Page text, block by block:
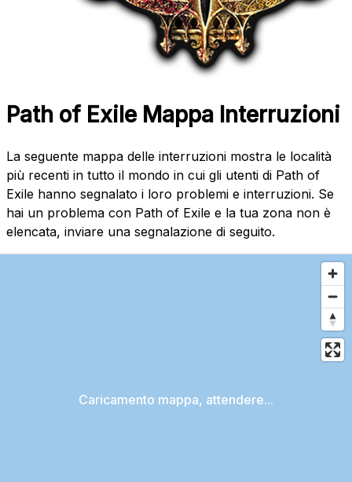
Path of Exile Mappa Interruzioni
La seguente mappa delle interruzioni mostra le località
più recenti in tutto il mondo in cui gli utenti di Path of
Exile hanno segnalato i loro problemi e interruzioni. Se
hai un problema con Path of Exile e la tua zona non è
elencata, inviare una segnalazione di seguito.
Caricamento mappa, attendere...